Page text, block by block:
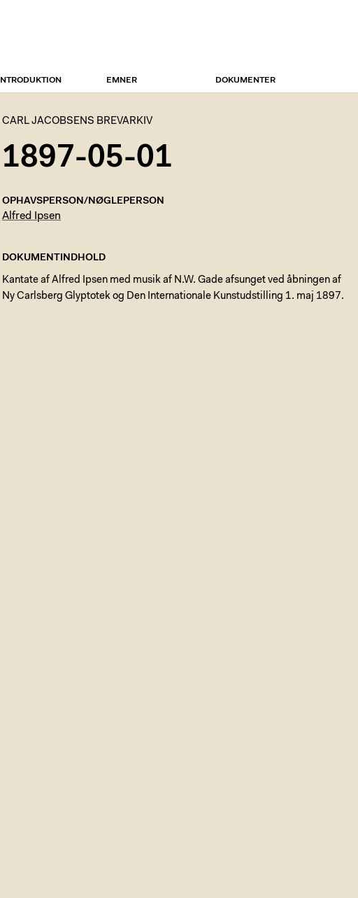
INTRODUKTION EMNER DOKUMENTER
CARL JACOBSENS BREVARKIV
1897-05-01
OPHAVSPERSON/NØGLEPERSON
Alfred Ipsen
DOKUMENTINDHOLD
Kantate af Alfred Ipsen med musik af N.W. Gade afsunget ved åbningen af
Ny Carlsberg Glyptotek og Den Internationale Kunstudstilling 1. maj 1897.